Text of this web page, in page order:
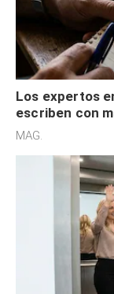
Los expertos
escriben con
acelerado y no
MAG.